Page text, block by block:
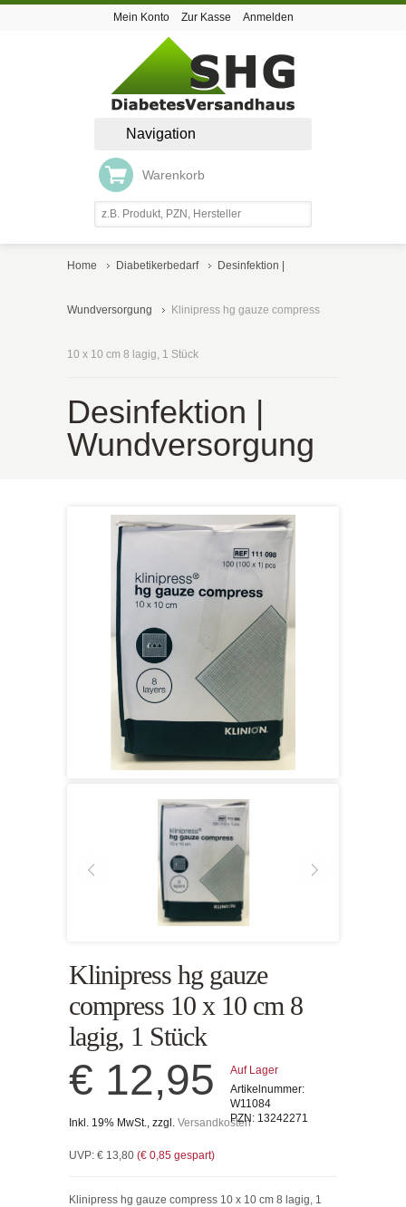
Mein Konto Zur Kasse Anmelden
Navigation
Warenkorb
Home Diabetikerbedarf Desinfektion |
Wundversorgung Klinipress hg gauze compress
10 x 10 cm 8 lagig, 1 Stück
Desinfektion |
Wundversorgung
Klinipress hg gauze
compress 10 x 10 cm 8
lagig, 1 Stück
€ 12,95
Inkl. 19% MwSt., zzgl. Versandkosten
Auf Lager
Artikelnummer:
W11084
PZN: 13242271
UVP: € 13,80 (€ 0,85 gespart)
Klinipress hg gauze compress 10 x 10 cm 8 lagig, 1